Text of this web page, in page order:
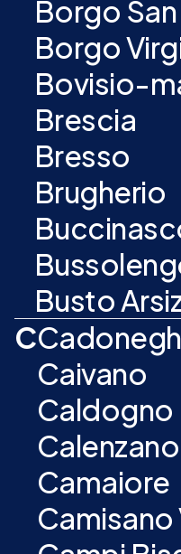
Borgo
Borgo
Bovisio-
Brescia
Bresso
Brugherio
Busto
C
Caivano
Caldogno
Calenzano
Camaiore